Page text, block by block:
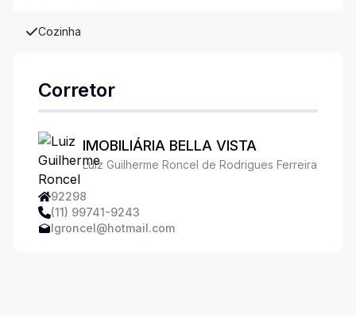
Cozinha
Corretor
IMOBILIÁRIA BELLA VISTA
Luiz Guilherme Roncel de Rodrigues Ferreira
92298
(11) 99741-9243
lgroncel@hotmail.com